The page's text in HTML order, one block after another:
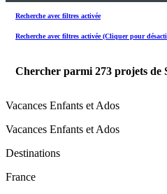
Recherche avec filtres activée
Recherche avec filtres activée (Cliquer pour
Chercher parmi 273 projets de
Vacances Enfants et Ados
Vacances Enfants et Ados
Destinations
France